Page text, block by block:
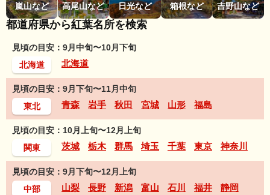
嵐山など 高尾山など 日光など 箱根など 吉野山など
都道府県から紅葉名所を検索
見頃の目安：9月中旬〜10月下旬
北海道
北海道
見頃の目安：9月下旬〜11月中旬
東北
青森 岩手 秋田 宮城 山形 福島
見頃の目安：10月上旬〜12月上旬
関東
茨城 栃木 群馬 埼玉 千葉 東京 神奈川
見頃の目安：9月下旬〜12月上旬
中部
山梨 長野 新潟 富山 石川 福井
静岡